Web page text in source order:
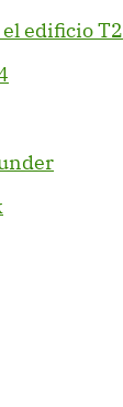
edificio T2